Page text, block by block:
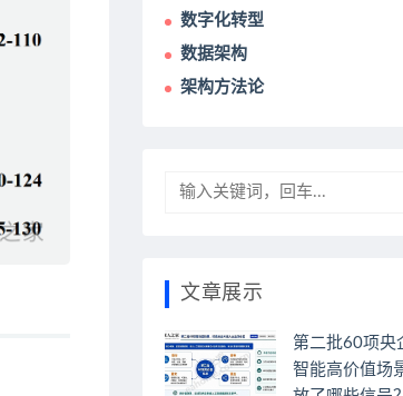
数字化转型
数据架构
架构方法论
文章展示
第二批60项央
智能高价值场